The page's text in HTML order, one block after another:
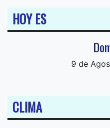
HOY ES
9 de
CLIMA